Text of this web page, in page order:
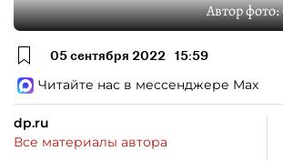
Автор фото:
05 сентября 2022 15:59
Читайте нас в мессенджере Max
dp.ru
Все материалы автора